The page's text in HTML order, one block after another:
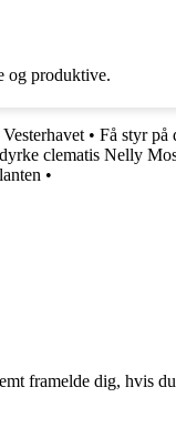
og produktive.
• Få styr på
clematis Nelly
•
framelde dig, hvis